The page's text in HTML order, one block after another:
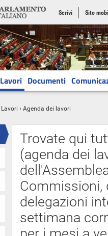
Scrivi Sito
Lavori Documenti
Lavori › Agenda dei lavori
Trovate qui
(agenda dei
Commissioni,
delegazioni
settimana